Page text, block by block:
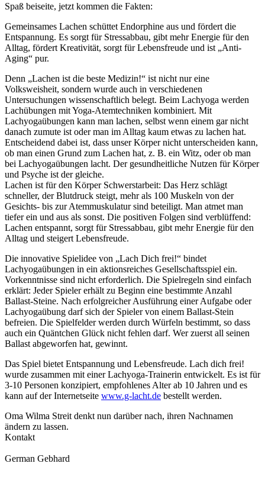
Spaß beiseite, jetzt kommen die Fakten:
Gemeinsames Lachen schüttet Endorphine aus und fördert die
Entspannung. Es sorgt für Stressabbau, gibt mehr Energie für den
Alltag, fördert Kreativität, sorgt für Lebensfreude und ist „Anti-
Aging“ pur.
Denn „Lachen ist die beste Medizin!“ ist nicht nur eine
Volksweisheit, sondern wurde auch in verschiedenen
Untersuchungen wissenschaftlich belegt. Beim Lachyoga werden
Lachübungen mit Yoga-Atemtechniken kombiniert. Mit
Lachyogaübungen kann man lachen, selbst wenn einem gar nicht
danach zumute ist oder man im Alltag kaum etwas zu lachen hat.
Entscheidend dabei ist, dass unser Körper nicht unterscheiden kann,
ob man einen Grund zum Lachen hat, z. B. ein Witz, oder ob man
bei Lachyogaübungen lacht. Der gesundheitliche Nutzen für Körper
und Psyche ist der gleiche.
Lachen ist für den Körper Schwerstarbeit: Das Herz schlägt
schneller, der Blutdruck steigt, mehr als 100 Muskeln von der
Gesichts- bis zur Atemmuskulatur sind beteiligt. Man atmet man
tiefer ein und aus als sonst. Die positiven Folgen sind verblüffend:
Lachen entspannt, sorgt für Stressabbau, gibt mehr Energie für den
Alltag und steigert Lebensfreude.
Die innovative Spielidee von „Lach Dich frei!“ bindet
Lachyogaübungen in ein aktionsreiches Gesellschaftsspiel ein.
Vorkenntnisse sind nicht erforderlich. Die Spielregeln sind einfach
erklärt: Jeder Spieler erhält zu Beginn eine bestimmte Anzahl
Ballast-Steine. Nach erfolgreicher Ausführung einer Aufgabe oder
Lachyogaübung darf sich der Spieler von einem Ballast-Stein
befreien. Die Spielfelder werden durch Würfeln bestimmt, so dass
auch ein Quäntchen Glück nicht fehlen darf. Wer zuerst all seinen
Ballast abgeworfen hat, gewinnt.
Das Spiel bietet Entspannung und Lebensfreude. Lach dich frei!
wurde zusammen mit einer Lachyoga-Trainerin entwickelt. Es ist für
3-10 Personen konzipiert, empfohlenes Alter ab 10 Jahren und es
kann auf der Internetseite www.g-lacht.de bestellt werden.
Oma Wilma Streit denkt nun darüber nach, ihren Nachnamen
ändern zu lassen.
Kontakt
German Gebhard